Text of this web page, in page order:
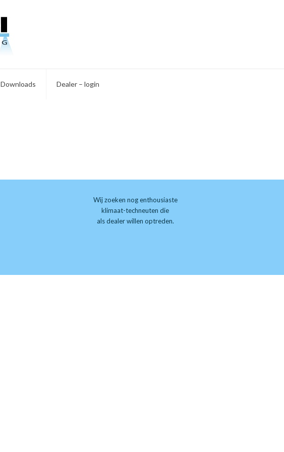
Downloads Dealer – login
Wij zoeken nog enthousiaste
klimaat-techneuten die
als dealer willen optreden.